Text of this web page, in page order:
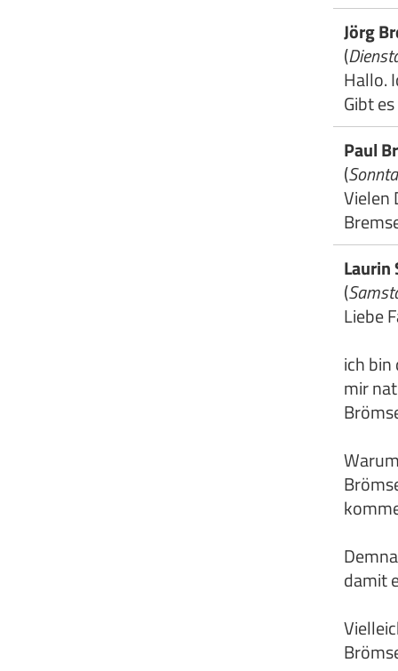
Jörg
(
Hallo.
Gibt
Paul
(
Vielen
Laurin
(
Liebe
ich
mir
damit